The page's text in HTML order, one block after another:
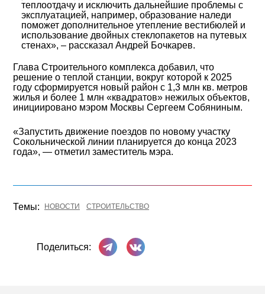
теплоотдачу и исключить дальнейшие проблемы с
эксплуатацией, например, образование наледи
поможет дополнительное утепление вестибюлей и
использование двойных стеклопакетов на путевых
стенах», – рассказал Андрей Бочкарев.
Глава Строительного комплекса добавил, что
решение о теплой станции, вокруг которой к 2025
году сформируется новый район с 1,3 млн кв. метров
жилья и более 1 млн «квадратов» нежилых объектов,
инициировано мэром Москвы Сергеем Собяниным.
«Запустить движение поездов по новому участку
Сокольнической линии планируется до конца 2023
года», — отметил заместитель мэра.
Темы: НОВОСТИ СТРОИТЕЛЬСТВО
Поделиться:
Поделиться в Телеграме
Поделиться ВКонтакте